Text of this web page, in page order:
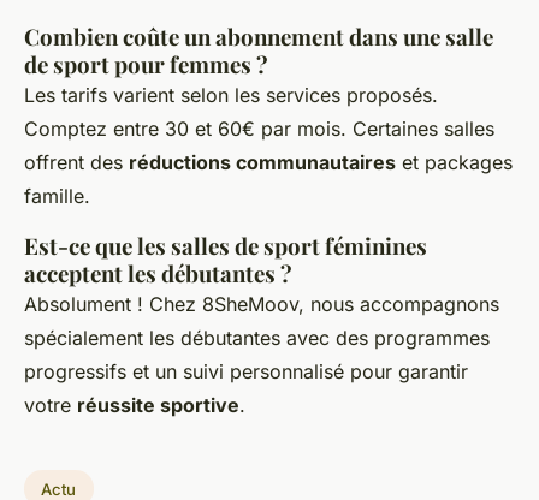
Combien coûte un abonnement dans une salle
de sport pour femmes ?
Les tarifs varient selon les services proposés.
Comptez entre 30 et 60€ par mois. Certaines salles
offrent des réductions communautaires et packages
famille.
Est-ce que les salles de sport féminines
acceptent les débutantes ?
Absolument ! Chez 8SheMoov, nous accompagnons
spécialement les débutantes avec des programmes
progressifs et un suivi personnalisé pour garantir
votre réussite sportive.
Actu